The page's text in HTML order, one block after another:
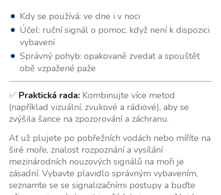
Kdy se používá: ve dne i v noci
Účel: ruční signál o pomoc, když není k dispozici
vybavení
Správný pohyb: opakovaně zvedat a spouštět
obě vzpažené paže
✅ Praktická rada:Kombinujte více metod
(například vizuální, zvukové a rádiové), aby se
zvýšila šance na zpozorování a záchranu.
Ať už plujete po pobřežních vodách nebo míříte na
širé moře, znalost rozpoznání a vysílání
mezinárodních nouzových signálů na moři je
zásadní. Vybavte plavidlo správným vybavením,
seznamte se se signalizačními postupy a buďte